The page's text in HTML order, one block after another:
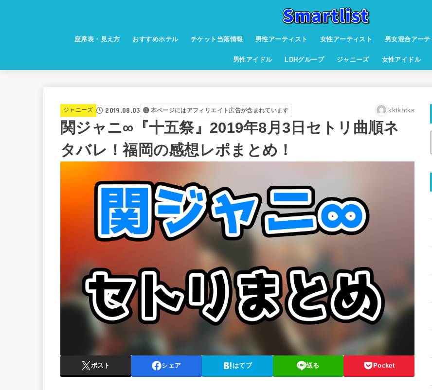
座席表・見え方 おすすめホテル チケット当落情報 男性アーティスト 女性アーティスト 男女混合アーテ
男性アイドル LDHグループ ジャニーズ 女性アイドル
ジャニーズ 2019.08.03 本ページにはアフィリエイト広告が含まれています kktkhtks
関ジャニ∞『十五祭』2019年8月3日セトリ曲順ネ
タバレ！福岡の感想レポまとめ！
ポスト シェア はてブ 送る Pocket